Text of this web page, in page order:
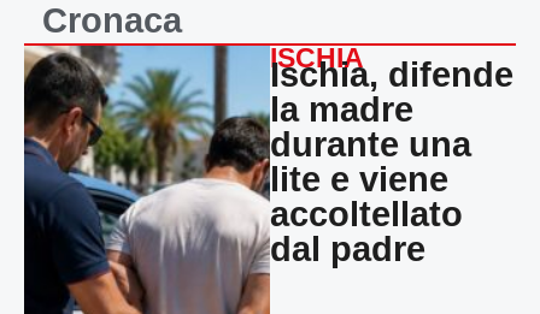
Cronaca
ISCHIA
Ischia, difende
la madre
durante una
lite e viene
accoltellato
dal padre